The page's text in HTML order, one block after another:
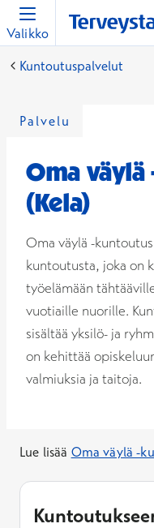
Valikko
Kuntoutuspalvelut
Palvelu
Oma
(Kela)
Oma väylä -
kuntoutusta, joka on
työelämään
vuotiaille nuorille.
sisältää yksilö- ja
on kehittää
valmiuksia ja taitoja.
Lue lisää Oma väylä -